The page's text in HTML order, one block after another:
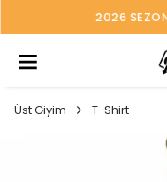
2026
Üst Giyim T-Shirt